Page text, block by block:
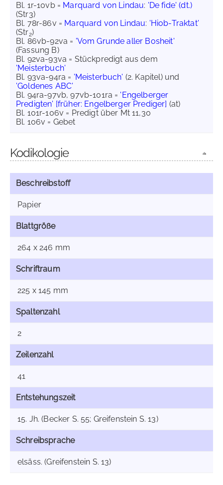
Bl. 1r-10vb = Marquard von Lindau: 'De fide' (dt.)
(Str3)
Bl. 78r-86v = Marquard von Lindau: 'Hiob-Traktat'
(Str2)
Bl. 86vb-92va = 'Vom Grunde aller Bosheit'
(Fassung B)
Bl. 92va-93va = Stückpredigt aus dem
'Meisterbuch'
Bl. 93va-94ra = 'Meisterbuch' (2. Kapitel) und
'Goldenes ABC'
Bl. 94ra-97vb, 97vb-101ra = 'Engelberger
Predigten' [früher: Engelberger Prediger] (at)
Bl. 101r-106v = Predigt über Mt 11,30
Bl. 106v = Gebet
Kodikologie
Beschreibstoff
Papier
Blattgröße
264 x 246 mm
Schriftraum
225 x 145 mm
Spaltenzahl
2
Zeilenzahl
41
Entstehungszeit
15. Jh. (Becker S. 55; Greifenstein S. 13)
Schreibsprache
elsäss. (Greifenstein S. 13)